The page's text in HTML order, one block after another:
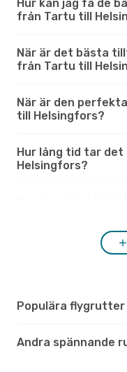
Hur kan jag få de
från Tartu till
När är det bästa
från Tartu till
När är den
till Helsingfors?
Hur lång tid tar
Helsingfors?
Populära flygrutter
Andra spännande